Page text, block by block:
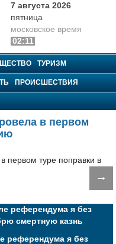
7 августа 2026
пятница
московское время
02:11
ТУРИЗМ
ПРОИСШЕСТВИЯ
в первом
→
референдума я без